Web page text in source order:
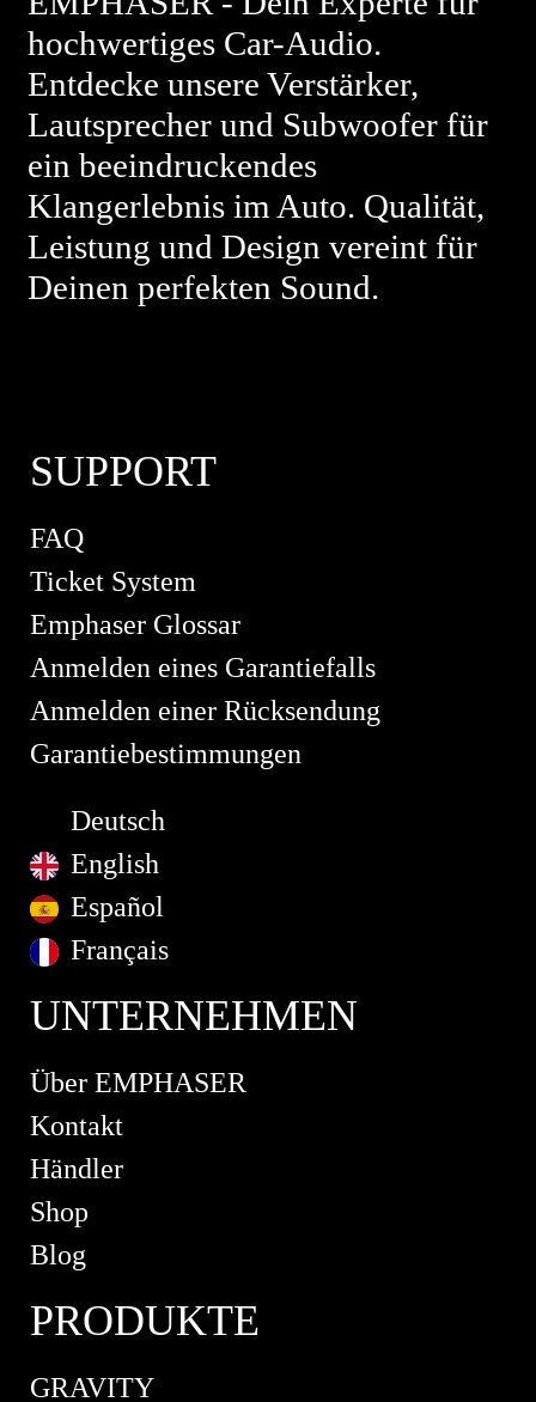
hochwertiges Car-Audio.
Entdecke unsere Verstärker,
Lautsprecher und Subwoofer für
ein beeindruckendes
Klangerlebnis im Auto. Qualität,
Leistung und Design vereint für
Deinen perfekten Sound.
SUPPORT
FAQ
Ticket System
Emphaser Glossar
Anmelden eines Garantiefalls
Anmelden einer Rücksendung
Garantiebestimmungen
Deutsch
English
Español
Français
UNTERNEHMEN
Über EMPHASER
Kontakt
Händler
Shop
Blog
PRODUKTE
GRAVITY